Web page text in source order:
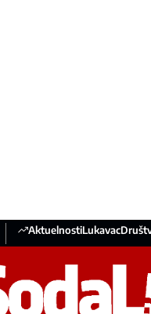
AktuelnostiLukavac